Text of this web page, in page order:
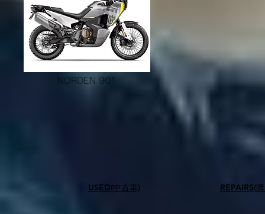
NORDEN 901
USED(中古車) ​REPAIRS(